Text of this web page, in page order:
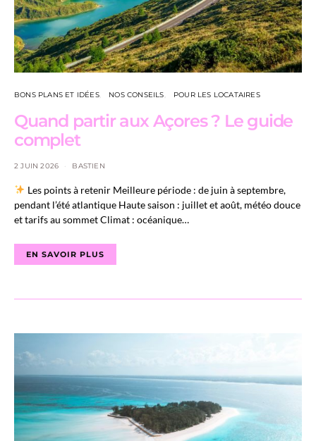
BONS PLANS ET IDÉES NOS CONSEILS POUR LES LOCATAIRES
Quand partir aux Açores ? Le guide
complet
2 JUIN 2026 BASTIEN
Les points à retenir Meilleure période : de juin à septembre,
pendant l’été atlantique Haute saison : juillet et août, météo douce
et tarifs au sommet Climat : océanique…
EN SAVOIR PLUS